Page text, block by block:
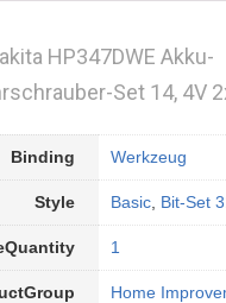
HP347DWE Akku-
Set 14, 4V
Binding Werkzeug
Style Basic Bit-Set
1
Home